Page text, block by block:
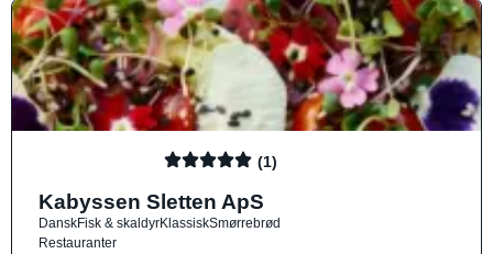
(1)
Kabyssen Sletten ApS
DanskFisk & skaldyrKlassiskSmørrebrød
Restauranter